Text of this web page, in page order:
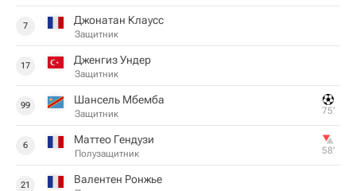
7 Джонатан Клаусс
Защитник
17 Дженгиз Ундер
Защитник
99 Шансель Мбемба
Защитник 75‎’‎
6 Маттео Гендузи
Полузащитник 58‎’‎
21 Валентен Ронжье